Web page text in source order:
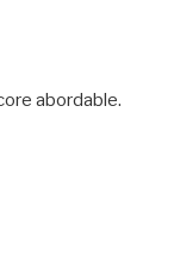
abordable.